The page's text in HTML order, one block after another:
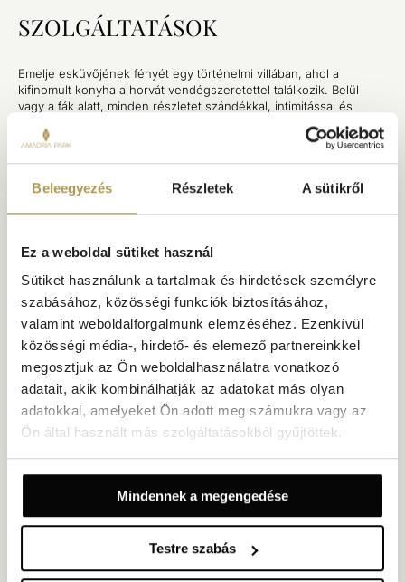
Beleegyezés Részletek A sütikről
Ez a weboldal sütiket használ
Sütiket használunk a tartalmak és hirdetések személyre
szabásához, közösségi funkciók biztosításához,
valamint weboldalforgalmunk elemzéséhez. Ezenkívül
közösségi média-, hirdető- és elemező partnereinkkel
megosztjuk az Ön weboldalhasználatra vonatkozó
adatait, akik kombinálhatják az adatokat más olyan
adatokkal, amelyeket Ön adott meg számukra vagy az
Ön által használt más szolgáltatásokból gyűjtöttek.
Mindennek a megengedése
Testre szabás
SZOLGÁLTATÁSOK
Emelje esküvőjének fényét egy történelmi villában, ahol a
kifinomult konyha a horvát vendégszeretettel találkozik. Belül
vagy a fák alatt, minden részletet szándékkal, intimitással és
JELLEMZŐK
Történelmi villa környezet
Kültéri étkezés gondozott kertek ölelésében
Borlap több mint 100 helyi és nemzetközi tétellel